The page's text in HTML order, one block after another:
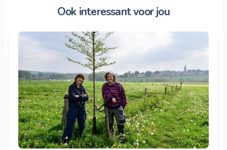
Ook interessant voor jou